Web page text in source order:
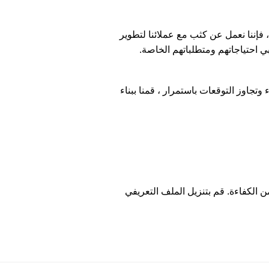
نعمل عن كثب مع عملائنا لتطوير
احتياجاتهم ومتطلباتهم الخاصة.
التوقعات باستمرار ، قمنا ببناء
الكفاءة. قم بتنزيل الملف التعريفي